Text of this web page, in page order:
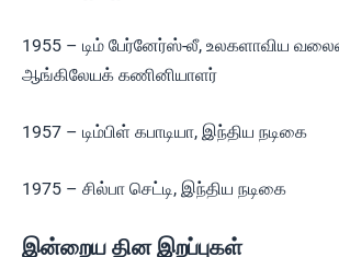
1955 – டிம் பேர்னேர்ஸ்-லீ, உலகளாவிய
ஆங்கிலேயக் கணினியாளர்
1957 – டிம்பிள் கபாடியா, இந்திய நடிகை
1975 – சில்பா செட்டி, இந்திய நடிகை
இன்றைய தின இறப்புகள்